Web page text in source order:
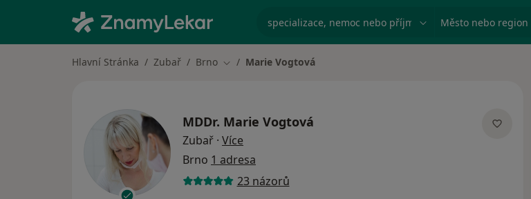
specializace, nemoc nebo příjmení Město nebo region
Hlavní Stránka Zubař Brno Změna města
Marie Vogtová
MDDr. Marie Vogtová
Zubař · Více
Brno 1 adresa
23 názorů